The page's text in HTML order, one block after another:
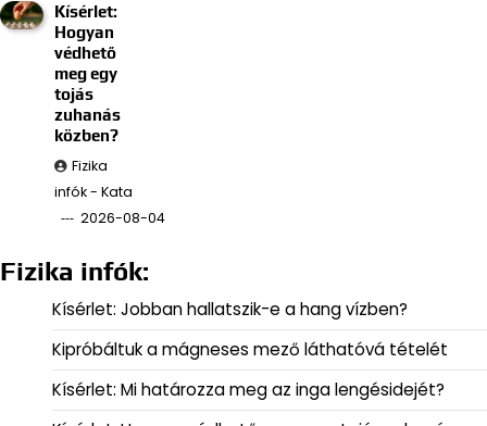
Kísérlet:
Hogyan
védhető
meg egy
tojás
zuhanás
közben?
Fizika
infók - Kata
2026-08-04
Fizika infók:
Kísérlet: Jobban hallatszik-e a hang vízben?
Kipróbáltuk a mágneses mező láthatóvá tételét
Kísérlet: Mi határozza meg az inga lengésidejét?